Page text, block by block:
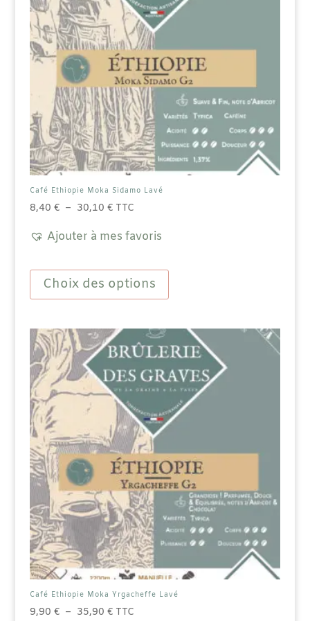
du
produit
Café Ethiopie Moka Sidamo Lavé
8,40 € – 30,10 €Plage
prix :
à
30,10 €
TTC
Ajouter à mes favoris
Choix des options
plusieurs
options
peuvent
être
choisies
sur
la
page
du
produit
Café Ethiopie Moka Yrgacheffe Lavé
9,90 € – 35,90 €Plage
TTC